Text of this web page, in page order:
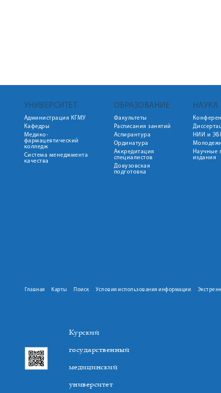
УНИВЕРСИТЕТ
Администрация КГМУ
Кафедры
Медико-
фармацевтический
колледж
Система менеджмента
качества
ОБРАЗОВАНИЕ
Факультеты
Расписания занятий
Аспирантура
Ординатура
Аккредитация
специалистов
Довузовская
подготовка
НАУКА
НИИ и
Научные
издания
Главная Карты Поиск Условия использования информации
Курский
государственный
медицинский
университет